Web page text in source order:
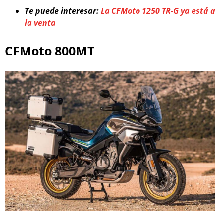
Te puede interesar:La CFMoto 1250 TR-G ya está a
la venta
CFMoto 800MT